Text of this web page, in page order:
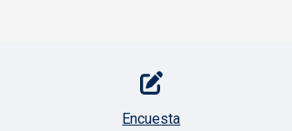
Encuesta